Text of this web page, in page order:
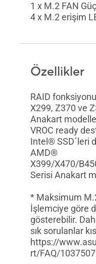
1 x M.2 FAN
4 x M.2 erişim
Özellikler
RAID
X299, Z370 ve
Anakart
VROC ready
Intel® SSD´leri
AMD®
X399/X470/
Serisi Anakart
* Maksimum
İşlemciye göre
gösterebilir.
sık sorulanlar
https://
rt/FAQ/1037507